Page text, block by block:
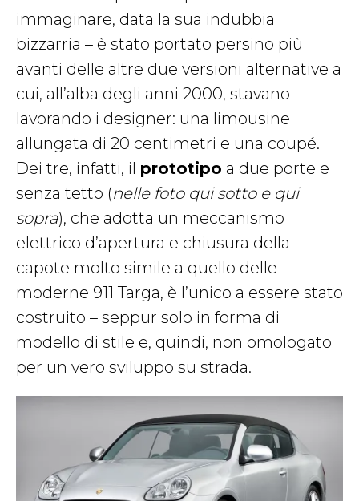
immaginare, data la sua indubbia
bizzarria – è stato portato persino più
avanti delle altre due versioni alternative a
cui, all’alba degli anni 2000, stavano
lavorando i designer: una limousine
allungata di 20 centimetri e una coupé.
Dei tre, infatti, il prototipo a due porte e
senza tetto (nelle foto qui sotto e qui
sopra), che adotta un meccanismo
elettrico d’apertura e chiusura della
capote molto simile a quello delle
moderne 911 Targa, è l’unico a essere stato
costruito – seppur solo in forma di
modello di stile e, quindi, non omologato
per un vero sviluppo su strada.